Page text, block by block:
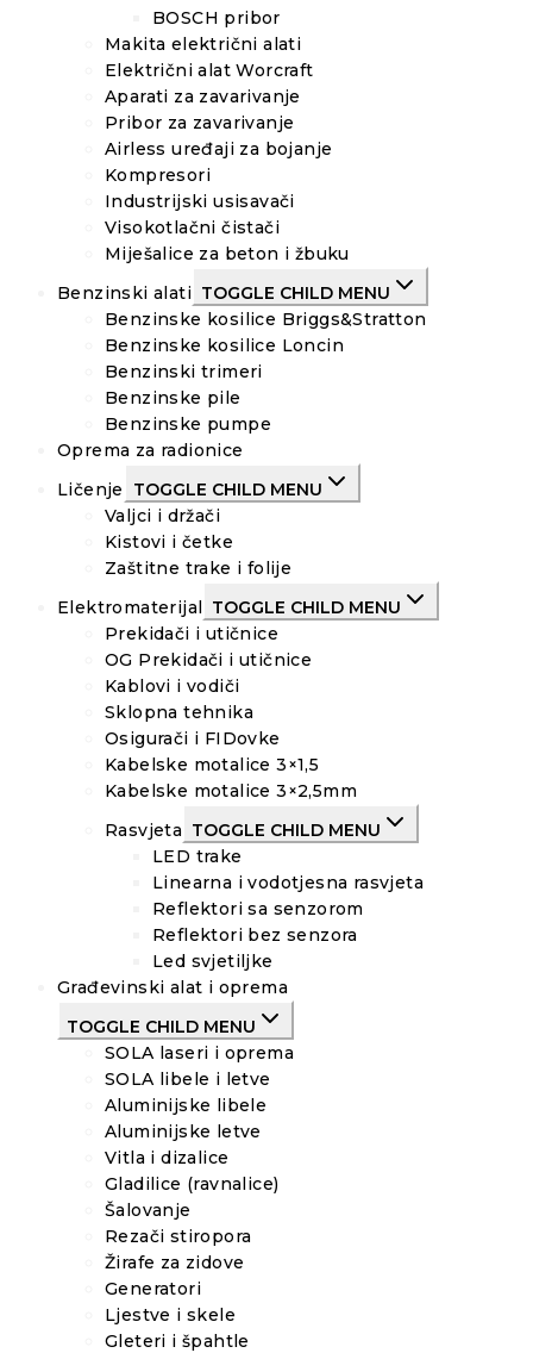
BOSCH pribor
Makita električni alati
Električni alat Worcraft
Aparati za zavarivanje
Pribor za zavarivanje
Airless uređaji za bojanje
Kompresori
Industrijski usisavači
Visokotlačni čistači
Miješalice za beton i žbuku
Benzinski alati TOGGLE CHILD MENU
Benzinske kosilice Briggs&Stratton
Benzinske kosilice Loncin
Benzinski trimeri
Benzinske pile
Benzinske pumpe
Oprema za radionice
Ličenje
TOGGLE CHILD MENU
Valjci i držači
Kistovi i četke
Zaštitne trake i folije
Elektromaterijal TOGGLE CHILD MENU
Prekidači i utičnice
OG Prekidači i utičnice
Kablovi i vodiči
Sklopna tehnika
Osigurači i FIDovke
Kabelske motalice 3×1,5
Kabelske motalice 3×2,5mm
Rasvjeta TOGGLE CHILD MENU
LED trake
Linearna i vodotjesna rasvjeta
Reflektori sa senzorom
Reflektori bez senzora
Led svjetiljke
Građevinski alat i oprema
TOGGLE CHILD MENU
SOLA laseri i oprema
SOLA libele i letve
Aluminijske libele
Aluminijske letve
Vitla i dizalice
Gladilice (ravnalice)
Šalovanje
Rezači stiropora
Žirafe za zidove
Generatori
Ljestve i skele
Gleteri i špahtle